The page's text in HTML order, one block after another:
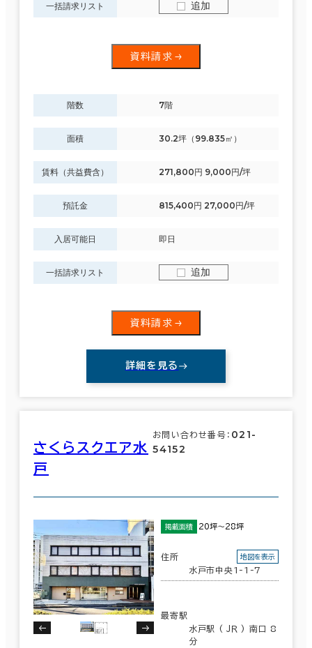
一括請求リスト 追加
資料請求
階数 7階
面積 30.2坪（99.835㎡）
賃料（共益費含） 271,800円 9,000円/坪
預託金 815,400円 27,000円/坪
入居可能日 即日
一括請求リスト 追加
資料請求
詳細を見る
さくらスクエア水
戸
お問い合わせ番号： 021-
54152
掲載面積 20坪～28坪
住所
水戸市中央1-1-7
地図を表示
最寄駅
水戸駅 ( ＪＲ ) 南口 8
分